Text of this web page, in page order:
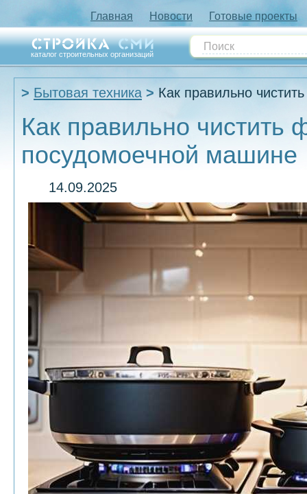
Главная Новости Готовые проекты
каталог строительных организаций
Бытовая техника Как правильно
Как правильно чистить
посудомоечной машине
14.09.2025